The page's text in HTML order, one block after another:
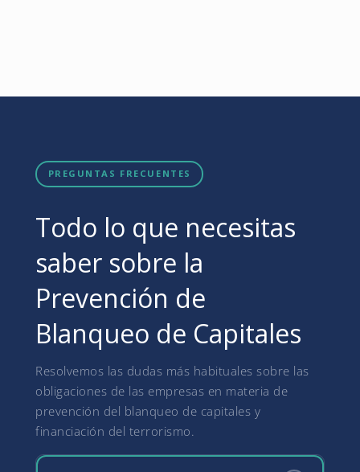
PREGUNTAS FRECUENTES
Todo lo que necesitas
saber sobre la
Prevención de
Blanqueo de Capitales
Resolvemos las dudas más habituales sobre las
obligaciones de las empresas en materia de
prevención del blanqueo de capitales y
financiación del terrorismo.